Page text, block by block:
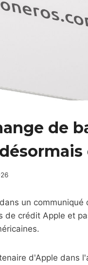
de
un
de crédit Apple et
d'Apple dans